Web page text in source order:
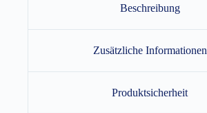
Beschreibung
Zusätzliche Informationen
Produktsicherheit